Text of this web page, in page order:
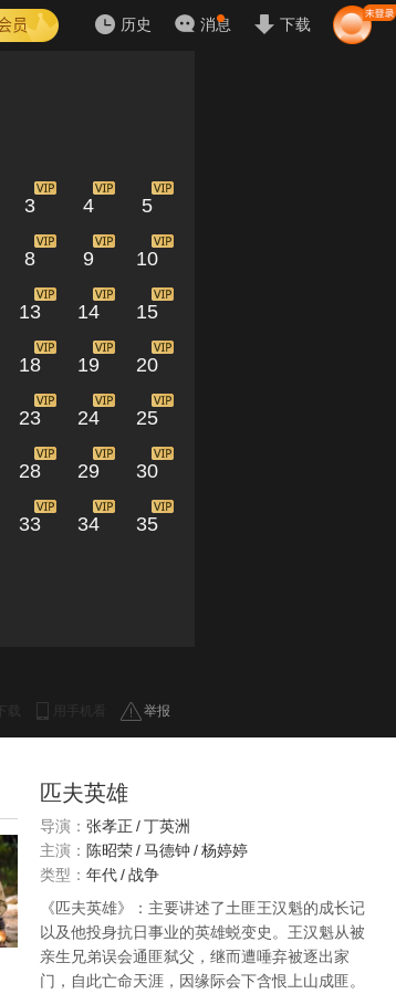
历史 消息 下载
3 4 5
8 9 10
13 14 15
18 19 20
23 24 25
28 29 30
33 34 35
举报
匹夫英雄
导演： 张孝正 /丁英洲
主演： 陈昭荣/马德钟/杨婷婷
类型： 年代/战争
《匹夫英雄》：主要讲述了土匪王汉魁的成长记
以及他投身抗日事业的英雄蜕变史。王汉魁从被
亲生兄弟误会通匪弑父，继而遭唾弃被逐出家
门，自此亡命天涯，因缘际会下含恨上山成匪。